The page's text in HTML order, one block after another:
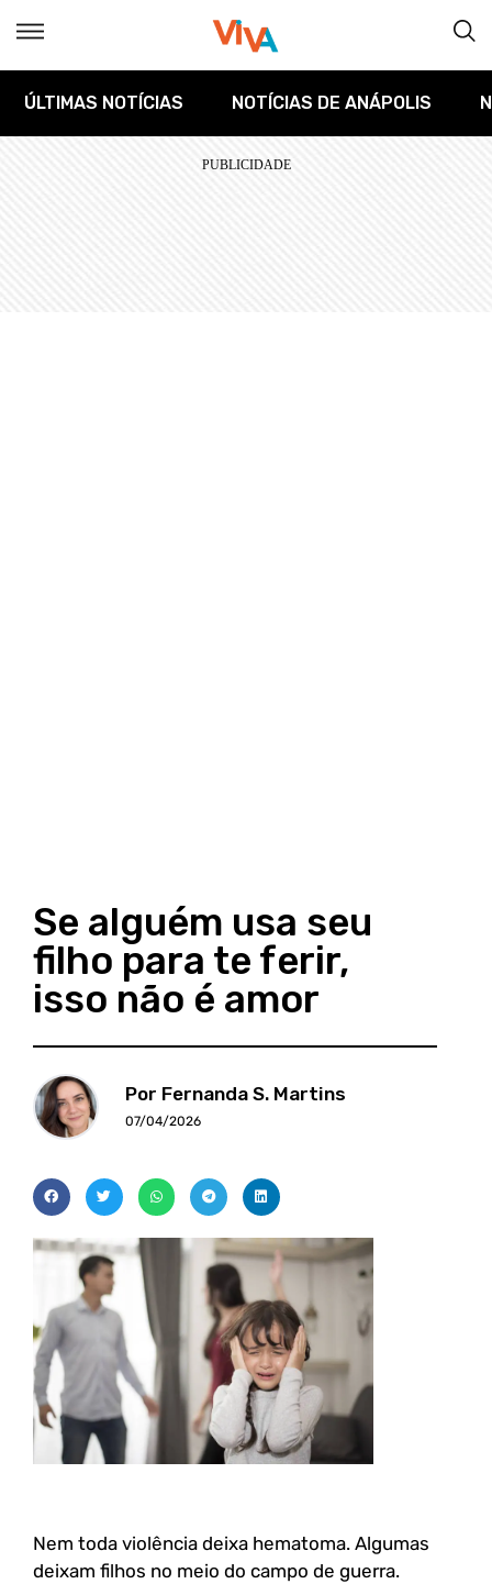
ÚLTIMAS NOTÍCIAS NOTÍCIAS DE ANÁPOLIS
Se alguém usa seu
filho para te ferir,
isso não é amor
Por Fernanda S. Martins
07/04/2026
Nem toda violência deixa hematoma. Algumas
deixam filhos no meio do campo de guerra.